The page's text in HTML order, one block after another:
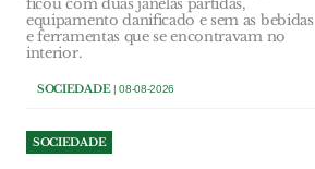
ficou com duas janelas partidas,
equipamento danificado e sem as bebidas
e ferramentas que se encontravam no
interior.
SOCIEDADE| 08-08-2026
SOCIEDADE